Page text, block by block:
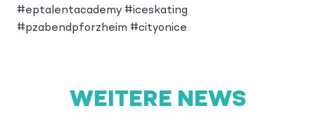
#eptalentacademy #iceskating
#pzabendpforzheim #cityonice
WEITERE NEWS